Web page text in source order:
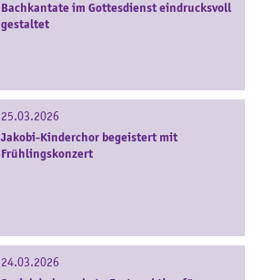
Bachkantate im Gottesdienst eindrucksvoll
gestaltet
25.03.2026
Jakobi-Kinderchor begeistert mit
Frühlingskonzert
24.03.2026